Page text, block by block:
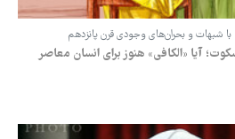
شبهات و بحران‌های وجودی قرن پانزدهم
آیا «الکافی» هنوز برای انسان معاصر